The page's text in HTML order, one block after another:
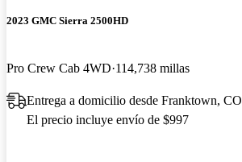
2023 GMC Sierra 2500HD
Pro Crew Cab 4WD 114,738 millas
Entrega a domicilio desde Franktown, CO
El precio incluye envío de $997